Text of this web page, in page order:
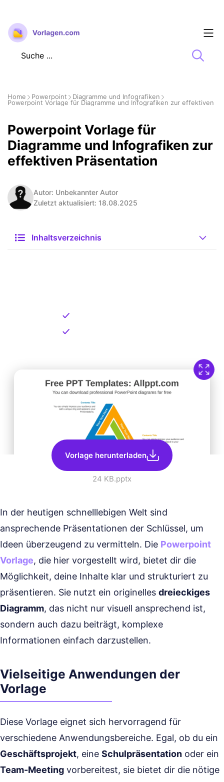
Zum
Inhalt
springen
Home Powerpoint
Diagramme und Infografiken
Powerpoint Vorlage für Diagramme und Infografiken zur effektiven
Powerpoint Vorlage für
Diagramme und Infografiken zur
effektiven Präsentation
Autor: Unbekannter Autor
Zuletzt aktualisiert: 18.08.2025
Inhaltsverzeichnis
Vorlage herunterladen
24 KB.pptx
In der heutigen schnelllebigen Welt sind
ansprechende Präsentationen der Schlüssel, um
Ideen überzeugend zu vermitteln. Die Powerpoint
Vorlage, die hier vorgestellt wird, bietet dir die
Möglichkeit, deine Inhalte klar und strukturiert zu
präsentieren. Sie nutzt ein originelles dreieckiges
Diagramm, das nicht nur visuell ansprechend ist,
sondern auch dazu beiträgt, komplexe
Informationen einfach darzustellen.
Vielseitige Anwendungen der
Vorlage
Diese Vorlage eignet sich hervorragend für
verschiedene Anwendungsbereiche. Egal, ob du ein
Geschäftsprojekt, eine Schulpräsentation oder ein
Team-Meeting vorbereitest, sie bietet dir die nötige